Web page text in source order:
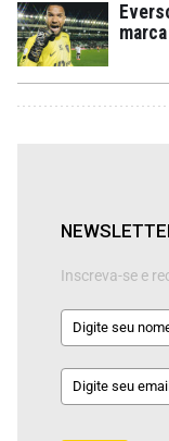
Inscreva-se e